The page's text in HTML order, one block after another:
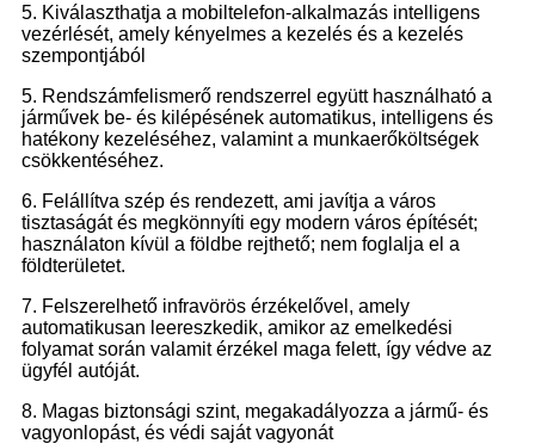
5. Kiválaszthatja a mobiltelefon-alkalmazás intelligens
vezérlését, amely kényelmes a kezelés és a kezelés
szempontjából
5. Rendszámfelismerő rendszerrel együtt használható a
járművek be- és kilépésének automatikus, intelligens és
hatékony kezeléséhez, valamint a munkaerőköltségek
csökkentéséhez.
6. Felállítva szép és rendezett, ami javítja a város
tisztaságát és megkönnyíti egy modern város építését;
használaton kívül a földbe rejthető; nem foglalja el a
földterületet.
7. Felszerelhető infravörös érzékelővel, amely
automatikusan leereszkedik, amikor az emelkedési
folyamat során valamit érzékel maga felett, így védve az
ügyfél autóját.
8. Magas biztonsági szint, megakadályozza a jármű- és
vagyonlopást, és védi saját vagyonát